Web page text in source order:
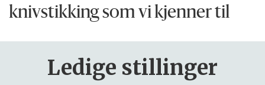
knivstikking som vi kjenner til
Ledige stillinger